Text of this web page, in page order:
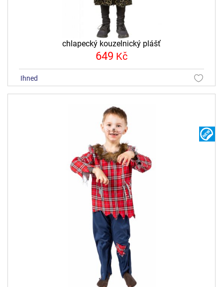
chlapecký kouzelnický plášť
649 Kč
ihned